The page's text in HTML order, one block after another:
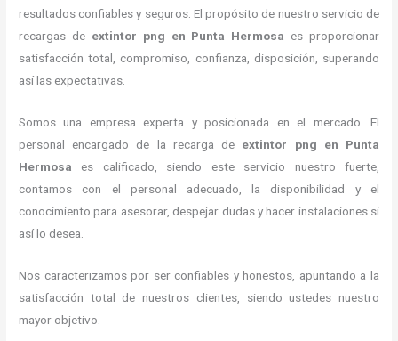
resultados confiables y seguros. El propósito de nuestro servicio de
recargas de extintor png en Punta Hermosa es proporcionar
satisfacción total, compromiso, confianza, disposición, superando
así las expectativas.
Somos una empresa experta y posicionada en el mercado. El
personal encargado de la recarga de extintor png en Punta
Hermosa es calificado, siendo este servicio nuestro fuerte,
contamos con el personal adecuado, la disponibilidad y el
conocimiento para asesorar, despejar dudas y hacer instalaciones si
así lo desea.
Nos caracterizamos por ser confiables y honestos, apuntando a la
satisfacción total de nuestros clientes, siendo ustedes nuestro
mayor objetivo.